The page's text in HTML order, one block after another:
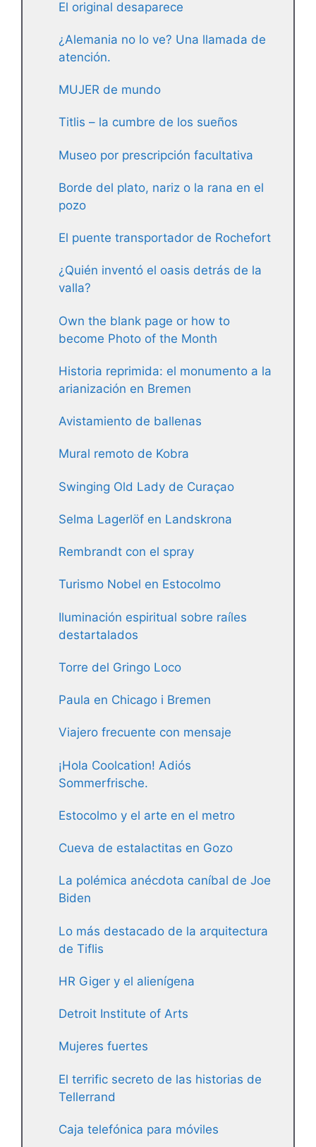
El original desaparece
¿Alemania no lo ve? Una llamada de
atención.
MUJER de mundo
Titlis – la cumbre de los sueños
Museo por prescripción facultativa
Borde del plato, nariz o la rana en el
pozo
El puente transportador de Rochefort
¿Quién inventó el oasis detrás de la
valla?
Own the blank page or how to
become Photo of the Month
Historia reprimida: el monumento a la
arianización en Bremen
Avistamiento de ballenas
Mural remoto de Kobra
Swinging Old Lady de Curaçao
Selma Lagerlöf en Landskrona
Rembrandt con el spray
Turismo Nobel en Estocolmo
Iluminación espiritual sobre raíles
destartalados
Torre del Gringo Loco
Paula en Chicago i Bremen
Viajero frecuente con mensaje
¡Hola Coolcation! Adiós
Sommerfrische.
Estocolmo y el arte en el metro
Cueva de estalactitas en Gozo
La polémica anécdota caníbal de Joe
Biden
Lo más destacado de la arquitectura
de Tiflis
HR Giger y el alienígena
Detroit Institute of Arts
Mujeres fuertes
El terrific secreto de las historias de
Tellerrand
Caja telefónica para móviles